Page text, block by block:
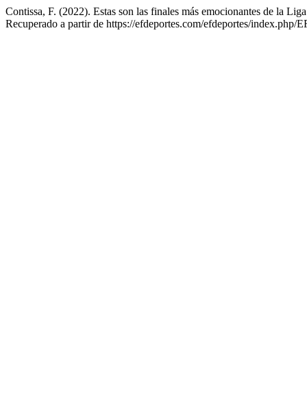
Contissa, F. (2022). Estas son las finales más emocionantes de la
Recuperado a partir de https://efdeportes.com/efdeportes/index.php/